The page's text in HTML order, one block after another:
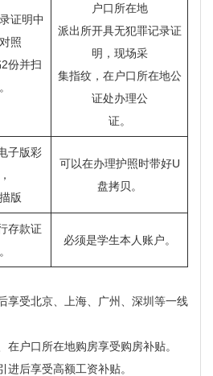
证明中
照
份并扫
户口所在地
派出所开具无犯罪记录证
明，现场采
集指纹，在户口所在地公
证处办理公
证。
子版彩
版
可以在办理护照时带好U
盘拷贝。
存款证
必须是学生本人账户。
受北京、上海、广州、深圳等一线
户口所在地购房享受购房补贴。
后享受高额工资补贴。